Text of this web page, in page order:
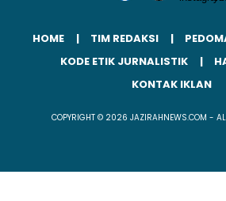
HOME TIM REDAKSI
KODE ETIK JURNALISTIK
KONTAK IKLAN
COPYRIGHT © 2026 JAZIRAHNEWS.COM -